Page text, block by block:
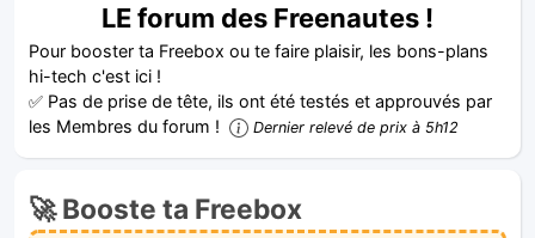
LE forum des Freenautes !
Pour booster ta Freebox ou te faire plaisir, les bons-plans
hi-tech c'est ici !
✅ Pas de prise de tête, ils ont été testés et approuvés par
les Membres du forum !
Dernier relevé de prix à 5h12
🚀 Booste ta Freebox